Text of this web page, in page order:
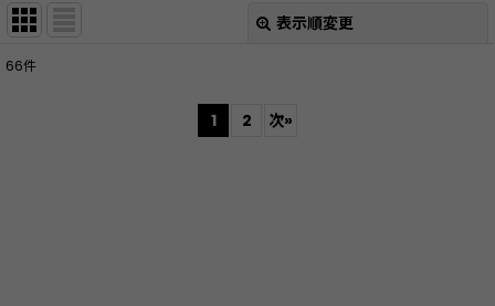
表示順変更
66件
1 2 次»